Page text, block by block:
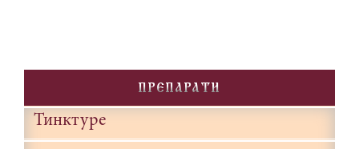
PREPARATI
Тинктуре